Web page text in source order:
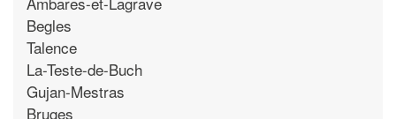
Begles
Talence
La-Teste-de-Buch
Gujan-Mestras
Bruges